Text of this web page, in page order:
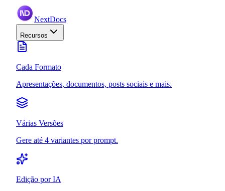
NextDocs
Recursos
Cada Formato
Apresentações, documentos, posts sociais e mais.
Várias Versões
Gere até 4 variantes por prompt.
Edição por IA